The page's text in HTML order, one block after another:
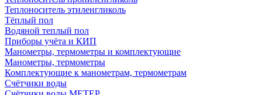
Теплоноситель этиленгликоль
Тёплый пол
Водяной теплый пол
Приборы учёта и КИП
Манометры, термометры и комплектующие
Манометры, термометры
Комплектующие к манометрам, термометрам
Счётчики воды